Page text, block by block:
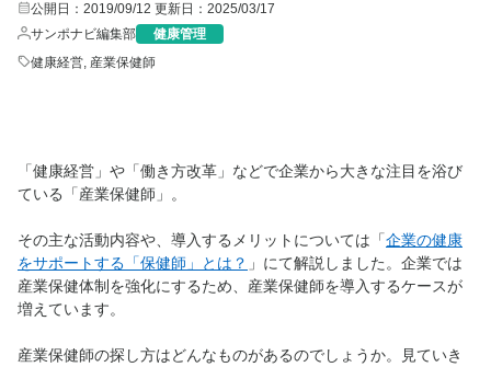
公開日：2019/09/12 更新日：2025/03/17
サンポナビ編集部
健康管理
健康経営, 産業保健師
「健康経営」や「働き方改革」などで企業から大きな注目を浴び
ている「産業保健師」。
その主な活動内容や、導入するメリットについては「企業の健康
をサポートする「保健師」とは？ 」にて解説しました。企業では
産業保健体制を強化にするため、産業保健師を導入するケースが
増えています。
産業保健師の探し方はどんなものがあるのでしょうか。見ていき